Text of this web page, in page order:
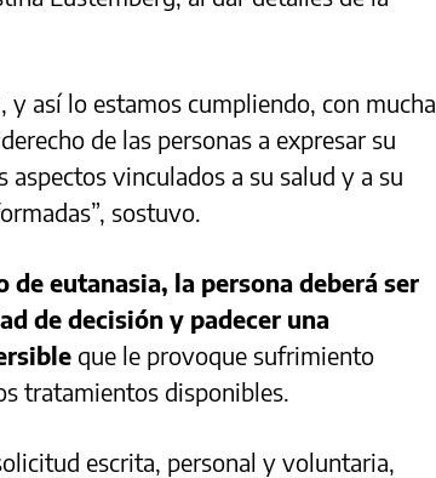
así lo estamos cumpliendo, con mucha
de las personas a expresar su
vinculados a su salud y a su
sostuvo.
de eutanasia, la persona deberá ser
de decisión y padecer una
que le provoque sufrimiento
tratamientos disponibles.
escrita, personal y voluntaria,